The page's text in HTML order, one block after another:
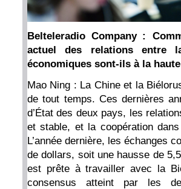
Belteleradio Company :
actuel des relations entre
économiques sont-ils à la
Mao Ning : La Chine et la
de tout temps. Ces dernières
d’État des deux pays, les
et stable, et la coopération
L’année dernière, les échanges
de dollars, soit une hausse de
est prête à travailler avec la
consensus atteint par les